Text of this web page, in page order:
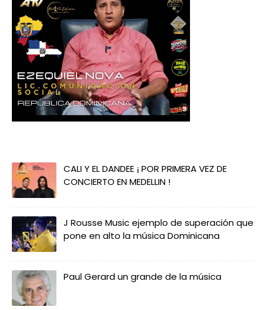
CALI Y EL DANDEE ¡ POR PRIMERA VEZ DE
CONCIERTO EN MEDELLIN !
J Rousse Music ejemplo de superación que
pone en alto la música Dominicana
Paul Gerard un grande de la música